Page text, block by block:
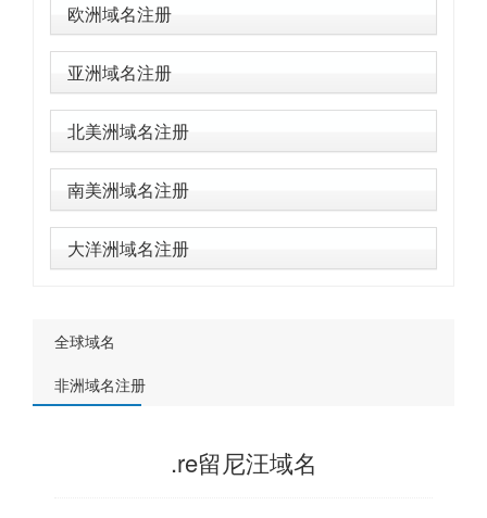
欧洲域名注册
亚洲域名注册
北美洲域名注册
南美洲域名注册
大洋洲域名注册
全球域名
非洲域名注册
.re留尼汪域名